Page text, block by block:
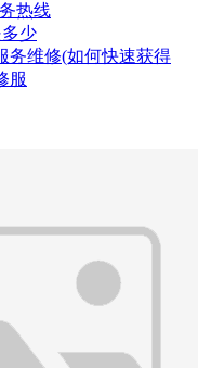
热线
少
务维修(如何快速获得
服